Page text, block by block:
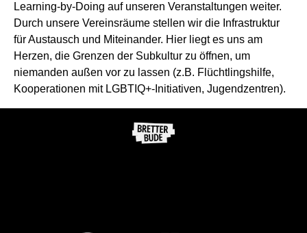
Learning-by-Doing auf unseren Veranstaltungen weiter.
Durch unsere Vereinsräume stellen wir die Infrastruktur
für Austausch und Miteinander. Hier liegt es uns am
Herzen, die Grenzen der Subkultur zu öffnen, um
niemanden außen vor zu lassen (z.B. Flüchtlingshilfe,
Kooperationen mit LGBTIQ+-Initiativen, Jugendzentren).